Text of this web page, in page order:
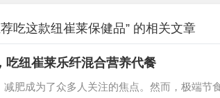
吃这款纽崔莱保健品” 的相关文章
吃纽崔莱乐纤混合营养代餐
肥成为了众多人关注的焦点。然而，极端节